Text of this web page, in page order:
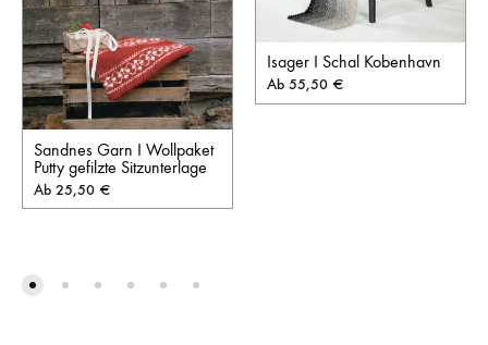
Sandnes Garn I Wollpaket
Putty gefilzte Sitzunterlage
Ab 25,50 €
Isager I Schal Kobenhavn
Ab 55,50 €